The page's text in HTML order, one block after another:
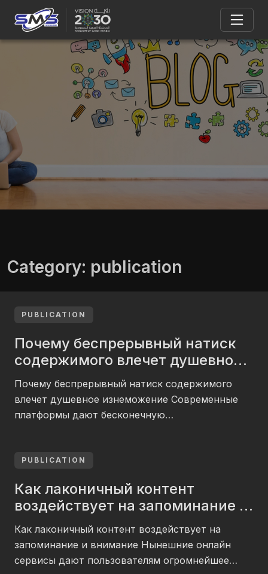
Category: publication
PUBLICATION
Почему беспрерывный натиск
содержимого влечет душевное
изнеможение
Почему беспрерывный натиск содержимого
влечет душевное изнеможение Современные
платформы дают бесконечную
информационный волну, где каждая минута
данных ведет к переполнению нервной
структуры, поскольку интеллект не справляется
обрабатывать приходящие информацию 7k
casino. Сознание испытывает давление от
беспрерывного переключения между темами и
PUBLICATION
Как лаконичный контент
воздействует на запоминание и
внимание
Как лаконичный контент воздействует на
запоминание и внимание Нынешние онлайн
сервисы дают пользователям огромнейшее